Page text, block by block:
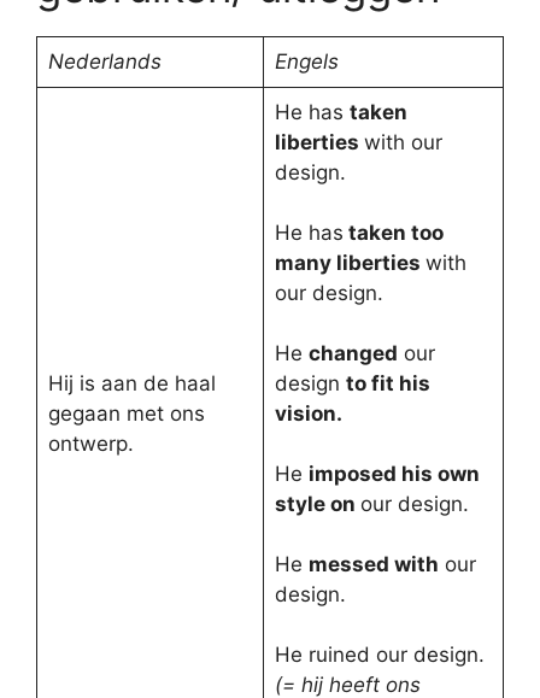
Nederlands Engels
Hij is aan de haal
gegaan met ons
ontwerp.
He has taken
liberties with our
design.
He has taken too
many liberties with
our design.
He changed our
design to fit his
vision.
He imposed his own
style on our design.
He messed with our
design.
He ruined our design.
(= hij heeft ons